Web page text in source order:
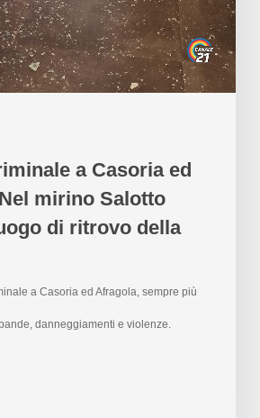
a Casoria ed
mirino Salotto
di ritrovo della
a Casoria ed Afragola, sempre più
danneggiamenti e violenze.